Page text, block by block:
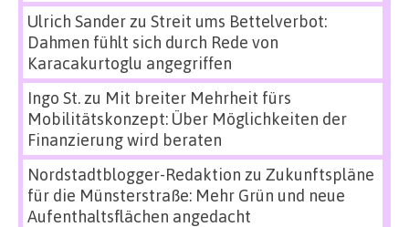
Ulrich Sanderzu Streit ums Bettelverbot:
Dahmen fühlt sich durch Rede von
Karacakurtoglu angegriffen
Ingo St.zu Mit breiter Mehrheit fürs
Mobilitätskonzept: Über Möglichkeiten der
Finanzierung wird beraten
Nordstadtblogger-Redaktion zu Zukunftspläne
für die Münsterstraße: Mehr Grün und neue
Aufenthaltsflächen angedacht